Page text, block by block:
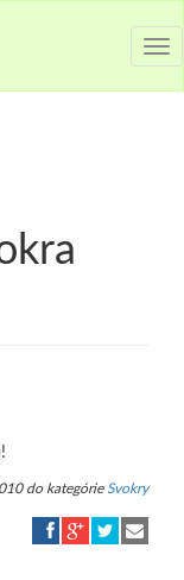
do kategórie Svokry